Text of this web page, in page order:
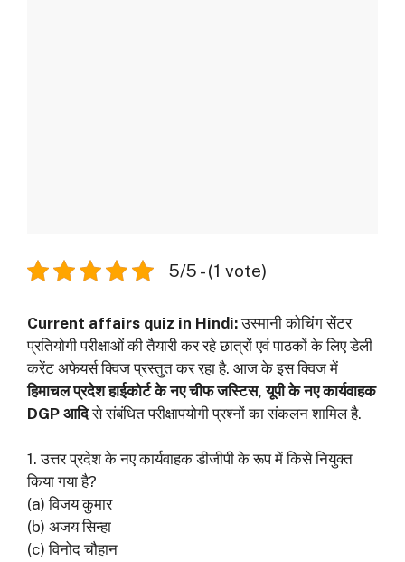
5/5 - (1 vote)
Current affairs quiz in Hindi:उस्मानी कोचिंग सेंटर
प्रतियोगी परीक्षाओं की तैयारी कर रहे छात्रों एवं पाठकों के लिए डेली
करेंट अफेयर्स क्विज प्रस्तुत कर रहा है. आज के इस क्विज में
हिमाचल प्रदेश हाईकोर्ट के नए चीफ जस्टिस, यूपी के नए कार्यवाहक
DGP आदिसे संबंधित परीक्षापयोगी प्रश्नों का संकलन शामिल है.
1. उत्तर प्रदेश के नए कार्यवाहक डीजीपी के रूप में किसे नियुक्त
किया गया है?
(a) विजय कुमार
(b) अजय सिन्हा
(c) विनोद चौहान